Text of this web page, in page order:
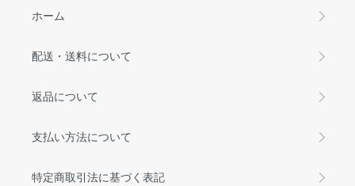
ホーム
配送・送料について
返品について
支払い方法について
特定商取引法に基づく表記